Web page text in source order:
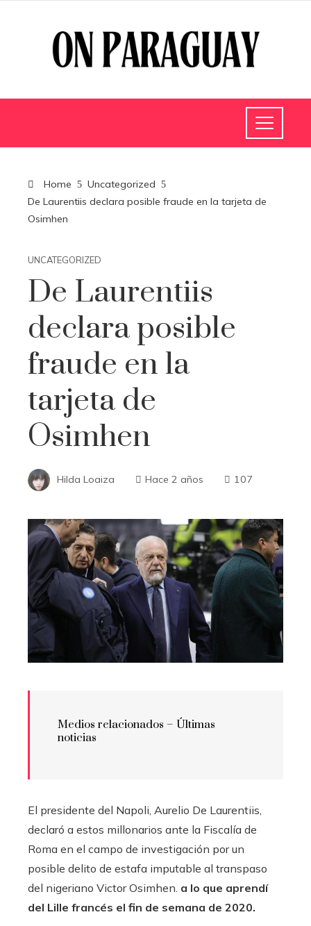
Home
Uncategorized
De Laurentiis declara posible fraude en la tarjeta de
Osimhen
UNCATEGORIZED
De Laurentiis
declara posible
fraude en la
tarjeta de
Osimhen
Hilda Loaiza Hace 2 años 107
Medios relacionados – Últimas
noticias
El presidente del Napoli, Aurelio De Laurentiis,
declaró a estos millonarios ante la Fiscalía de
Roma en el campo de investigación por un
posible delito de estafa imputable al transpaso
del nigeriano Victor Osimhen. a lo que aprendí
del Lille francés el fin de semana de 2020.